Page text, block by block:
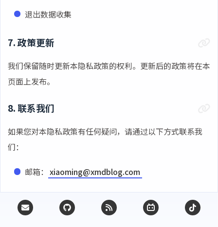
退出数据收集
7. 政策更新
我们保留随时更新本隐私政策的权利。更新后的政策将在本
页面上发布。
8. 联系我们
如果您对本隐私政策有任何疑问，请通过以下方式联系我
们：
邮箱： xiaoming@xmdblog.com